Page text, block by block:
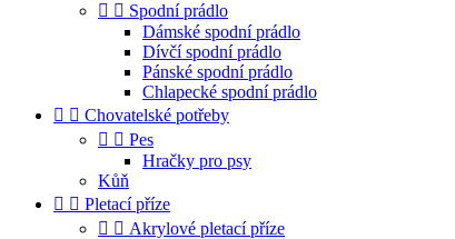
  Spodní prádlo
Dámské spodní prádlo
Dívčí spodní prádlo
Pánské spodní prádlo
Chlapecké spodní prádlo
  Chovatelské potřeby
  Pes
Hračky pro psy
Kůň
  Pletací příze
  Akrylové pletací příze